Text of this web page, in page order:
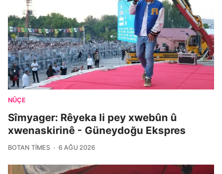
NÛÇE
Sîmyager: Rêyeka li pey xwebûn û
xwenaskirinê - Güneydoğu Ekspres
BOTAN TIMES 6 AĞU 2026